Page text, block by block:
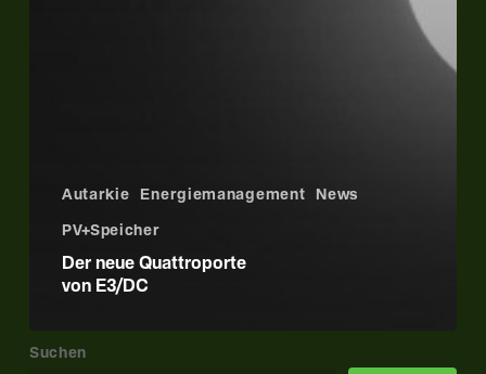
Autarkie Energiemanagement News
PV+Speicher
Der neue Quattroporte
von E3/DC
Suchen